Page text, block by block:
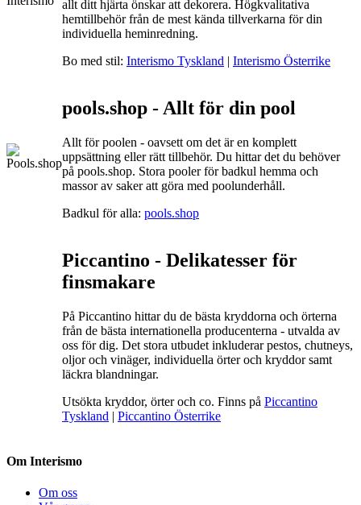
allt ditt hjärta önskar att dekorera. Högkvalitativa
hemtillbehör från de mest kända tillverkarna för din
individuella heminredning.
Bo med stil: Interismo Tyskland | Interismo Österrike
pools.shop - Allt för din pool
Allt för poolen - oavsett om det är en komplett
uppsättning eller rätt tillbehör. Du hittar det du behöver
på pools.shop. Stora pooler för badkul hemma och
massor av saker att göra med poolunderhåll.
Badkul för alla: pools.shop
Piccantino - Delikatesser för
finsmakare
På Piccantino hittar du de bästa kryddorna och örterna
från de bästa internationella producenterna - utvalda av
oss för dig. Det stora utbudet inkluderar pestos, chutneys,
oljor och vinäger, individuella örter och kryddor samt
läckra blandningar.
Utsökta kryddor, örter och co. Finns på Piccantino
Tyskland | Piccantino Österrike
Om Interismo
Om oss